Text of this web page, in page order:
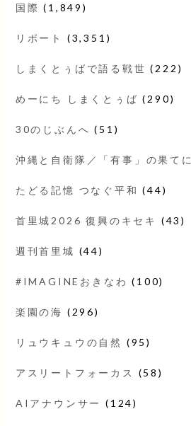
国際 (1,849)
リポート (3,351)
しまくとぅばで語る戦世 (222)
めーにち しまくとぅば (290)
30のじぶんへ (51)
沖縄と自衛隊／「有事」の果てに
たどる記憶 つなぐ平和 (44)
首里城2026 復興のキセキ (43)
週刊首里城 (44)
#IMAGINEおきなわ (100)
楽園の海 (296)
リュウキュウの自然 (95)
アスリートフォーカス (58)
AIアナウンサー (124)